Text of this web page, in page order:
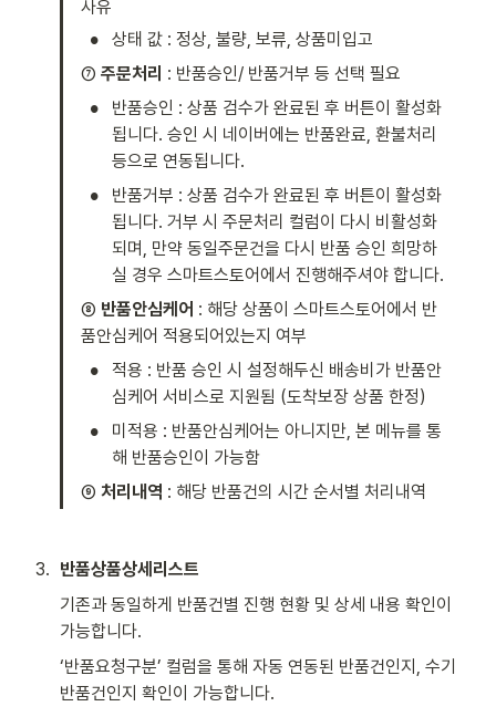
사유
•
상태 값 : 정상, 불량, 보류, 상품미입고
⑦ 주문처리 : 반품승인/ 반품거부 등 선택 필요
•
반품승인 : 상품 검수가 완료된 후 버튼이 활성화
됩니다. 승인 시 네이버에는 반품완료, 환불처리
등으로 연동됩니다.
•
반품거부 : 상품 검수가 완료된 후 버튼이 활성화
됩니다. 거부 시 주문처리 컬럼이 다시 비활성화
되며, 만약 동일주문건을 다시 반품 승인 희망하
실 경우 스마트스토어에서 진행해주셔야 합니다.
⑧ 반품안심케어 : 해당 상품이 스마트스토어에서 반
품안심케어 적용되어있는지 여부
•
적용 : 반품 승인 시 설정해두신 배송비가 반품안
심케어 서비스로 지원됨 (도착보장 상품 한정)
•
미적용 : 반품안심케어는 아니지만, 본 메뉴를 통
해 반품승인이 가능함
⑨ 처리내역 : 해당 반품건의 시간 순서별 처리내역
3. 반품상품상세리스트
기존과 동일하게 반품건별 진행 현황 및 상세 내용 확인이
가능합니다.
‘반품요청구분’ 컬럼을 통해 자동 연동된 반품건인지, 수기
반품건인지 확인이 가능합니다.